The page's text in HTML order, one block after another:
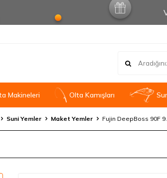
Makineleri OIta Kamışları
Suni Yemler Maket Yemler Fujin DeepBoss 90F